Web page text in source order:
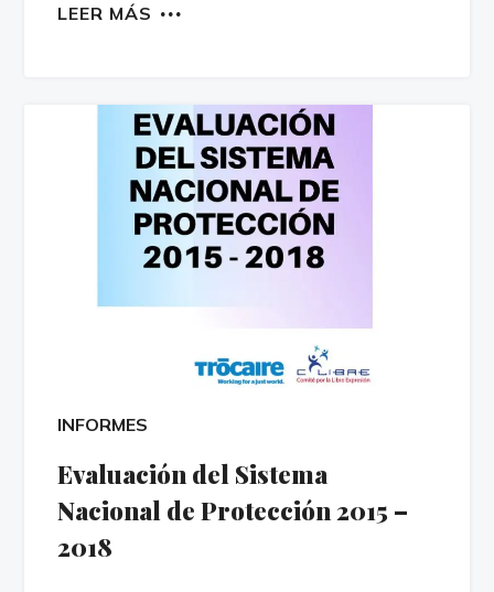
LEER MÁS
INFORMES
Evaluación del Sistema
Nacional de Protección 2015 –
2018